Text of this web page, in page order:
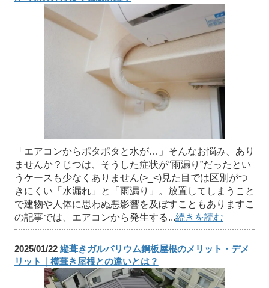
「エアコンからポタポタと水が…」そんなお悩み、あり
ませんか？じつは、そうした症状が“雨漏り”だったとい
うケースも少なくありません(>_<)見た目では区別がつ
きにくい「水漏れ」と「雨漏り」。放置してしまうこと
で建物や人体に思わぬ悪影響を及ぼすこともありますこ
の記事では、エアコンから発生する...続きを読む
2025/01/22 縦葺きガルバリウム鋼板屋根のメリット・デメ
リット｜横葺き屋根との違いとは？